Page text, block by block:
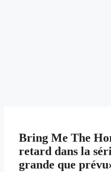
Bring Me The
retard dans la
grande que